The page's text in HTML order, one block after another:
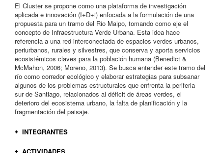
El Cluster se propone como una plataforma de investigación
aplicada e innovación (I+D+i) enfocada a la formulación de una
propuesta para un tramo del Rio Maipo, tomando como eje el
concepto de Infraestructura Verde Urbana. Esta idea hace
referencia a una red interconectada de espacios verdes urbanos,
periurbanos, rurales y silvestres, que conserva y aporta servicios
ecosistémicos claves para la población humana (Benedict &
McMahon, 2006; Moreno, 2013). Se busca entender este tramo del
río como corredor ecológico y elaborar estrategias para subsanar
algunos de los problemas estructurales que enfrenta la periferia
sur de Santiago, relacionados al déficit de áreas verdes, el
deterioro del ecosistema urbano, la falta de planificación y la
fragmentación del paisaje.
INTEGRANTES